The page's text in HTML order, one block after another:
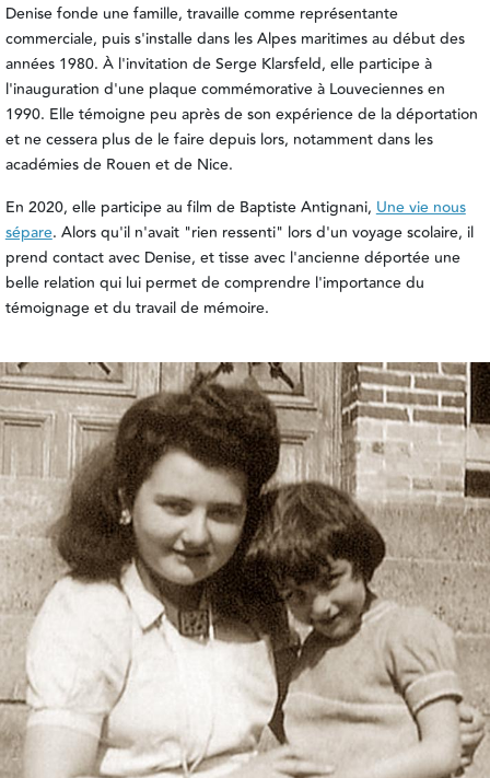
Denise fonde une famille, travaille comme représentante
commerciale, puis s'installe dans les Alpes maritimes au début des
années 1980. À l'invitation de Serge Klarsfeld, elle participe à
l'inauguration d'une plaque commémorative à Louveciennes en
1990. Elle témoigne peu après de son expérience de la déportation
et ne cessera plus de le faire depuis lors, notamment dans les
académies de Rouen et de Nice.
En 2020, elle participe au film de Baptiste Antignani,Une vie nous
sépare. Alors qu'il n'avait "rien ressenti" lors d'un voyage scolaire, il
prend contact avec Denise, et tisse avec l'ancienne déportée une
belle relation qui lui permet de comprendre l'importance du
témoignage et du travail de mémoire.